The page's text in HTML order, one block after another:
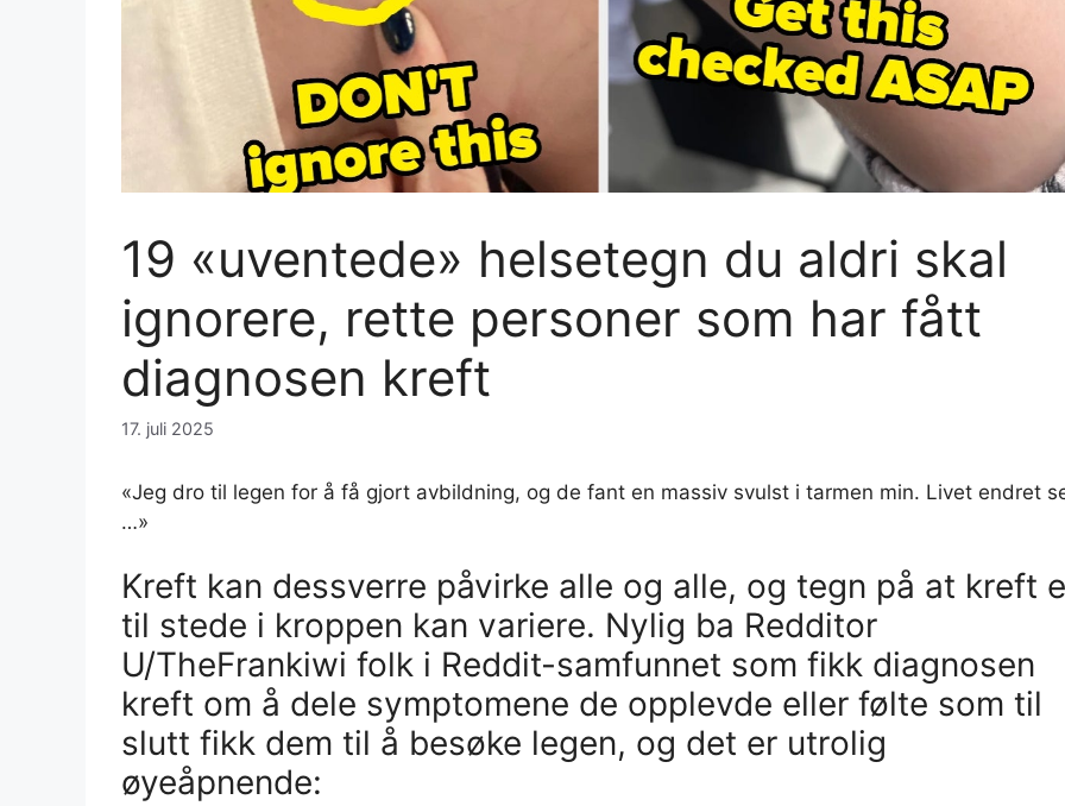
19 «uventede» helsetegn du aldri skal
ignorere, rette personer som har fått
diagnosen kreft
17. juli 2025
«Jeg dro til legen for å få gjort avbildning, og de fant en massiv svulst i tarmen min. Livet endret
…»
Kreft kan dessverre påvirke alle og alle, og tegn på at kreft
til stede i kroppen kan variere. Nylig ba Redditor
U/TheFrankiwi folk i Reddit-samfunnet som fikk diagnosen
kreft om å dele symptomene de opplevde eller følte som til
slutt fikk dem til å besøke legen, og det er utrolig
øyeåpnende: